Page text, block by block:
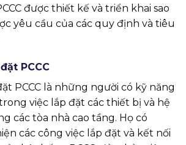
được thiết kế và triển khai sao
yêu cầu của các quy định và tiêu
PCCC
PCCC là những người có kỹ năng
việc lắp đặt các thiết bị và hệ
các tòa nhà cao tầng. Họ có
các công việc lắp đặt và kết nối